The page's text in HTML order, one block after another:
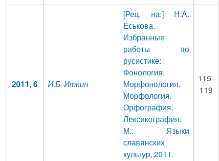
2011, 6 И.Б. Иткин
[Рец. на:] Н.А.
Еськова.
Избранные
работы по
русистике:
Фонология.
Морфонология.
Морфология.
Орфография.
Лексикография.
М.: Языки
славянских
культур, 2011.
115-
119